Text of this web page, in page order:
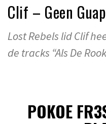
Clif – Geen
Lost Rebels lid Clif
de tracks “Als De
POKOE